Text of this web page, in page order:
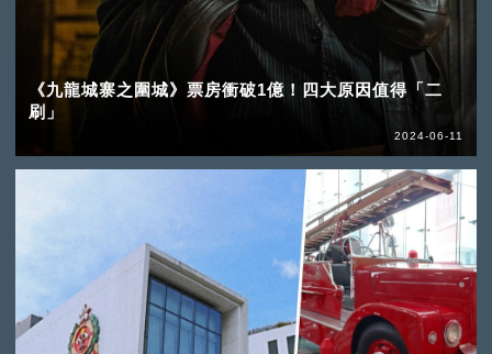
《九龍城寨之圍城》票房衝破1億！四大原因值得「二
刷」
2024-06-11